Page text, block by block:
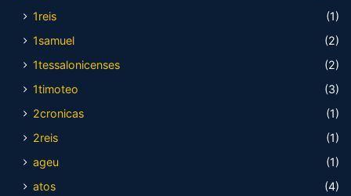
1reis
(1)
1samuel
(2)
1tessalonicenses
(2)
1timoteo
(3)
2cronicas
(1)
2reis
(1)
ageu
(1)
atos
(4)